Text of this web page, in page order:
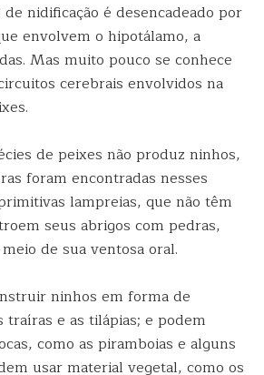
nidificação é desencadeado por
envolvem o hipotálamo, a
Mas muito pouco se conhece
cerebrais envolvidos na
de peixes não produz ninhos,
foram encontradas nesses
lampreias, que não têm
seus abrigos com pedras,
de sua ventosa oral.
ninhos em forma de
traíras e as tilápias; e podem
como as piramboias e alguns
usar material vegetal, como os